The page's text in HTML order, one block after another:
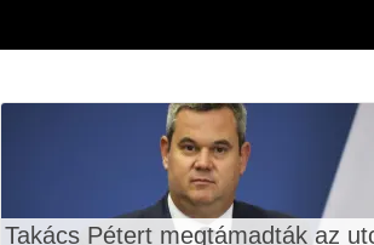
Takács Pétert megtámadták az